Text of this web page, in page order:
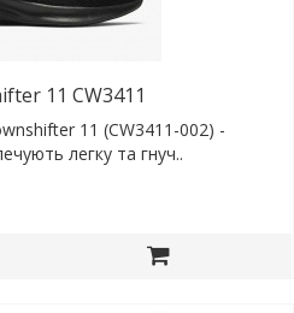
11 CW3411
11 (CW3411-002) -
легку та гнуч..